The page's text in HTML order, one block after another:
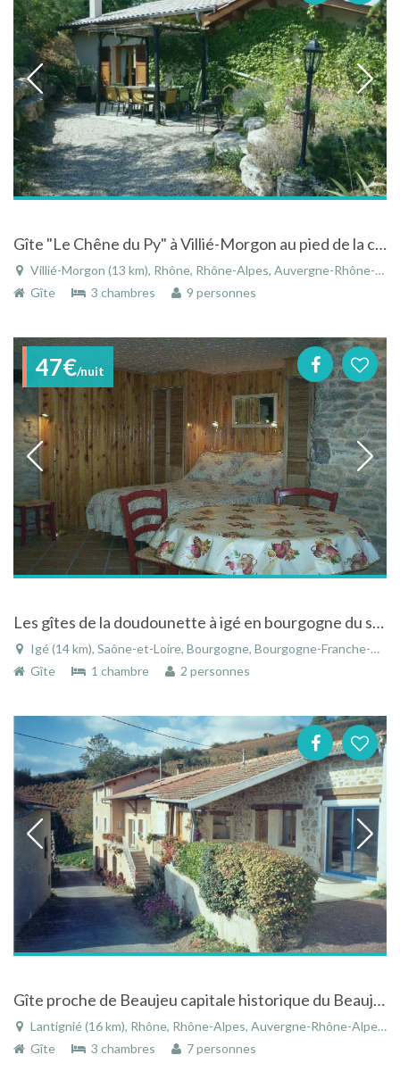
Gîte "Le Chêne du Py" à Villié-Morgon au pied de la célèbre Côte du Py
Villié-Morgon (13 km), Rhône, Rhône-Alpes, Auvergne-Rhône-Alpes, France
Gîte
3 chambres 9 personnes
47€/nuit
Les gîtes de la doudounette à igé en bourgogne du sud avec piscine et vue sur les vignes
Igé (14 km), Saône-et-Loire, Bourgogne, Bourgogne-Franche-Comté, France
Gîte
1 chambre 2 personnes
Gîte proche de Beaujeu capitale historique du Beaujolais
Lantignié (16 km), Rhône, Rhône-Alpes, Auvergne-Rhône-Alpes, France
Gîte
3 chambres 7 personnes